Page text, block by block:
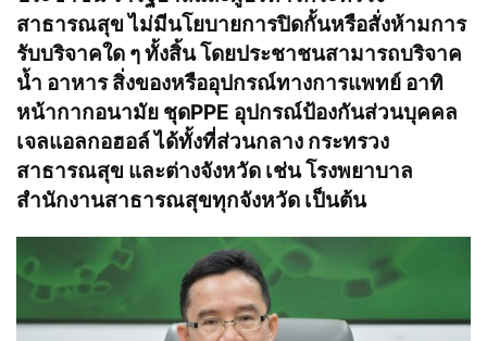
สาธารณสุข ไม่มีนโยบายการปิดกั้นหรือสั่งห้ามการ
รับบริจาคใด ๆ ทั้งสิ้น โดยประชาชนสามารถบริจาค
น้ำ อาหาร สิ่งของหรืออุปกรณ์ทางการแพทย์ อาทิ
หน้ากากอนามัย ชุดPPE อุปกรณ์ป้องกันส่วนบุคคล
เจลแอลกอฮอล์ ได้ทั้งที่ส่วนกลาง กระทรวง
สาธารณสุข และต่างจังหวัด เช่น โรงพยาบาล
สำนักงานสาธารณสุขทุกจังหวัด เป็นต้น